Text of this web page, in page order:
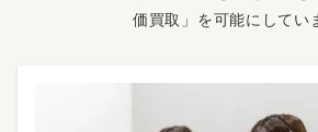
価買取」を可能にしてい